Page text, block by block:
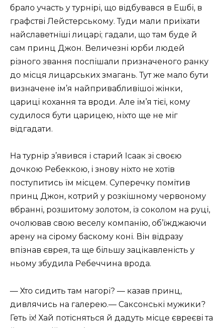
брало участь у турнірі, що відбувався в Ешбі, в
графстві Лейстерському. Туди мали приїхати
найславетніші лицарі; гадали, що там буде й
сам принц Джон. Величезні юрби людей
різного звання поспішали призначеного ранку
до місця лицарських змагань. Тут же мало бути
визначене ім’я найпривабливішоі жінки,
цариці кохання та вроди. Але ім’я тієї, кому
судилося бути царицею, ніхто ще не міг
відгадати.
На турнір з’явився і старий Ісаак зі своєю
дочкою Ребеккою, і знову ніхто не хотів
поступитись їм місцем. Суперечку помітив
принц Джон, котрий у розкішному червоному
вбранні, розшитому золотом, із соколом на руці,
очолював свою веселу компанію, об’їжджаючи
арену на сірому баскому коні. Він відразу
впізнав єврея, та ще більшу зацікавленість у
ньому збудила Ребеччина врода.
— Хто сидить там нагорі? — казав принц,
дивлячись на галерею.— Саксонські мужики?
Геть їх! Хай потісняться й дадуть місце євреєві та